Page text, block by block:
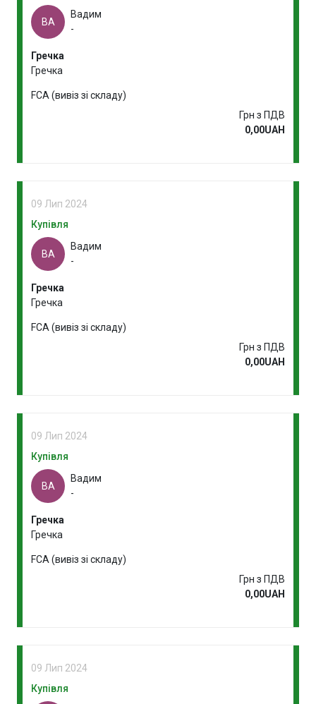
ВА
Вадим
-
Гречка
Гречка
FCA (вивіз зі складу)
Грн з ПДВ
0,00UAH
09 Лип 2024
Купівля
ВА
Вадим
-
Гречка
Гречка
FCA (вивіз зі складу)
Грн з ПДВ
0,00UAH
09 Лип 2024
Купівля
ВА
Вадим
-
Гречка
Гречка
FCA (вивіз зі складу)
Грн з ПДВ
0,00UAH
09 Лип 2024
Купівля